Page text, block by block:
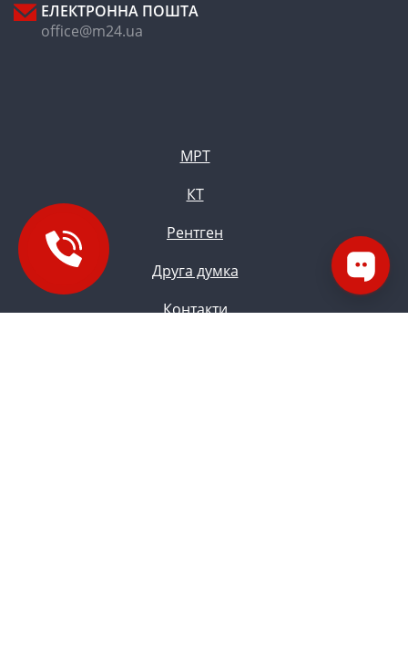
ЕЛЕКТРОННА ПОШТА
office@m24.ua
МРТ
КТ
Рентген
Друга думка
Контакти